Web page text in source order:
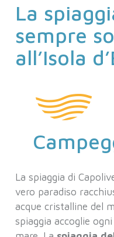
La
sempre
all’Isola
La spiaggia di
vero paradiso
acque cristalline del
spiaggia accoglie